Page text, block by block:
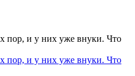
пор, и у них уже внуки. Что
пор, и у них уже внуки. Что